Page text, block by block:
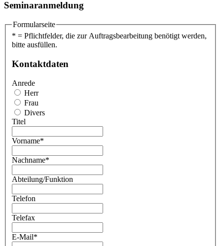
Seminaranmeldung
Formularseite
* = Pflichtfelder, die zur Auftragsbearbeitung benötigt werden,
bitte ausfüllen.
Kontaktdaten
Anrede
Herr
Frau
Divers
Titel
Vorname*
Nachname*
Abteilung/Funktion
Telefon
Telefax
E-Mail*